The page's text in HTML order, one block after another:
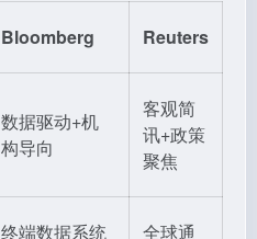
Bloomberg Reuters
数据驱动+机
构导向
客观简
讯+政策
聚焦
终端数据系统
全球通